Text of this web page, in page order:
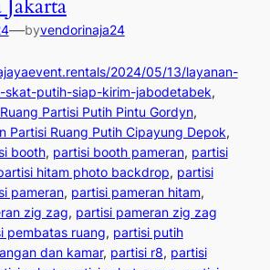
—byvendorinaja24
2024/05/13/layanan-
skat-putih-siap-kirim-jabodetabek
Partisi Putih Pintu Gordyn
Partisi Ruang Putih Cipayung Depok
booth, partisi booth pameran, partisi
hitam photo backdrop, partisi
pameran, partisi pameran hitam
zig zag, partisi pameran zig zag
pembatas ruang, partisi putih
dan kamar, partisi r8, partisi